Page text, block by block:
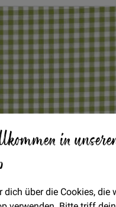
in
dich über die Cookies, die